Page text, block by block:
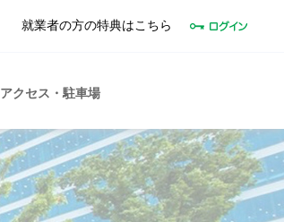
就業者の方の特典はこちら
アクセス・駐車場